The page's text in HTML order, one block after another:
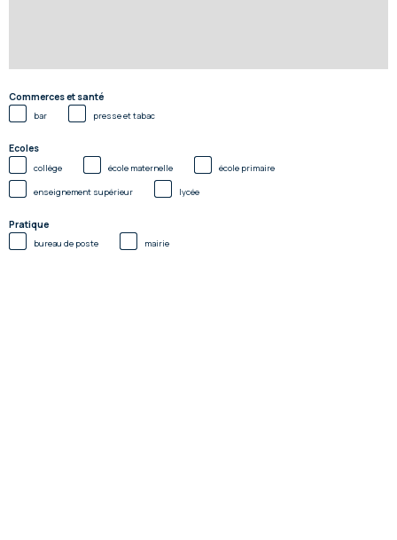
Commerces et santé
bar presse et tabac
Ecoles
collège école maternelle école primaire
enseignement supérieur lycée
Pratique
bureau de poste mairie